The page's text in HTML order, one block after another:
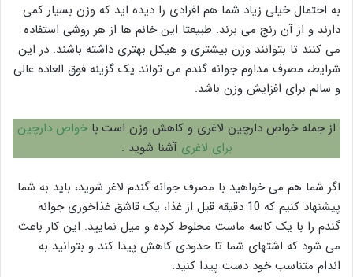
به احتمال خیلی زیاد شما هم افرادی را دیده اید که وزن بسیار کمی
دارند و از آن رنج می برند. طبیعتا این خانم ها از هر روشی استفاده
می کنند تا بتوانند وزن بیشتری و هیکل بهتری داشته باشند. در این
شرایط، مصرف مداوم جوانه گندم می تواند یک گزینه فوق العاده عالی
و سالم برای افزایش وزن باشد.
از جمله خواص دارچین لاغری و کاهش وزن است.با خواص دارچین
برای لاغری آشنا شوید .
اگر شما هم می خواهید با مصرف جوانه گندم لاغر شوید، باید به شما
پیشنهاد کنیم که 10 دقیقه قبل از غذا، یک قاشق غذاخوری جوانه
گندم را با یک کاسه ماست مخلوط کرده و میل نمایید. این کار باعث
می شود که اشتهای شما تا حدودی کاهش پیدا کند و بتوانید به
اندام متناسب خود دست پیدا کنید.